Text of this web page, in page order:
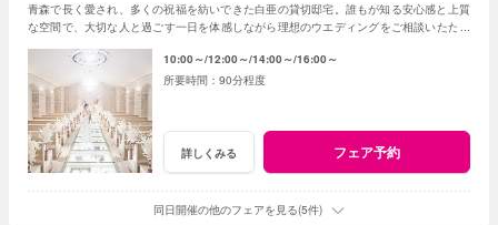
青森で長く愛され、多くの祝福を紡いできた白亜の貸切邸宅。誰もが知る安心感と上質
な空間で、大切な人と過ごす一日を体感しながら理想のウエディングをご相談いただけ
10:00～ 12:00～ 14:00～ 16:00～
90分程度
詳しくみる フェア予約
同日開催の他のフェアを見る(5件)